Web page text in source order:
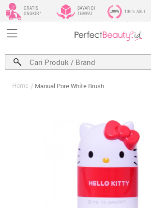
GRATIS
ONGKIR*
BAYAR DI
TEMPAT
100% ASLI
Home Manual Pore White Brush